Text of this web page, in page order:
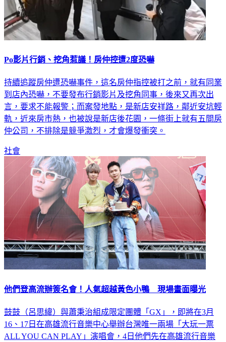
Po影片行銷、挖角惹議！房仲控遭2度恐嚇
持續追蹤房仲遭恐嚇事件，這名房仲指控被打之前，就有同業
到店內恐嚇，不要發布行銷影片及挖角同事，後來又再次出
言，要求不能報警；而案發地點，是新店安祥路，鄰近安坑輕
軌，近來房市熱，也被說是新店後花園，一條街上就有五間房
仲公司，不排除是競爭激烈，才會爆發衝突。
社會
他們登高流辦簽名會！人氣超越黃色小鴨 現場畫面曝光
鼓鼓（呂思緯）與蕭秉治組成限定團體「GX」，即將在3月
16、17日在高雄流行音樂中心舉辦台灣唯一兩場「大玩一票
ALL YOU CAN PLAY」演唱會，4日他們先在高雄流行音樂